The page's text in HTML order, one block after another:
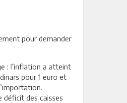
pour demander
: l’inflation a atteint
pour 1 euro et
déficit des caisses